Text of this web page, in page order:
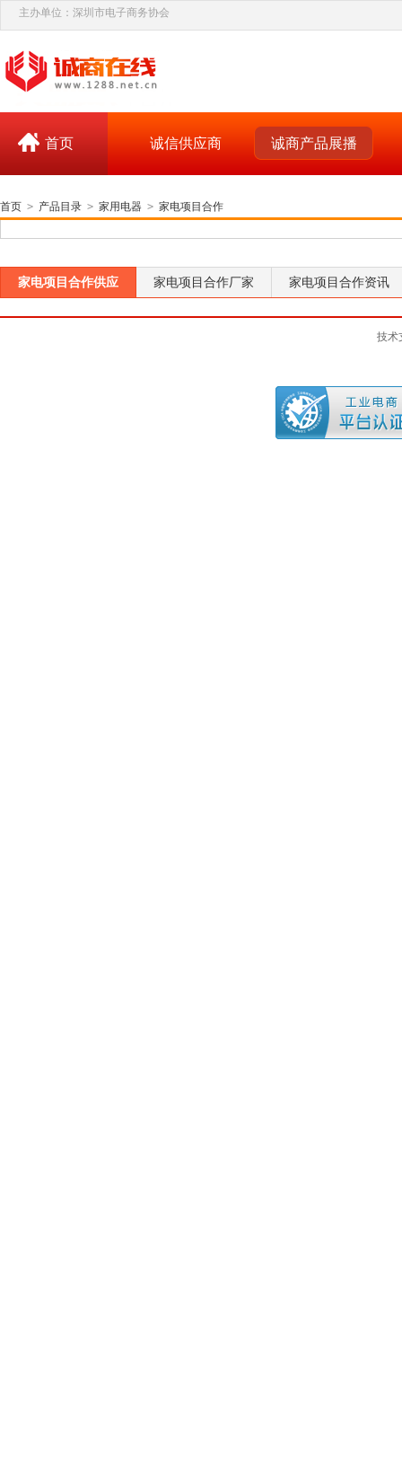
主办单位：深圳市电子商务协会
首页 诚信供应商 诚商产品展播
首页 > 产品目录 > 家用电器 > 家电项目合作
家电项目合作供应 家电项目合作厂家 家电项目合作资讯
技术